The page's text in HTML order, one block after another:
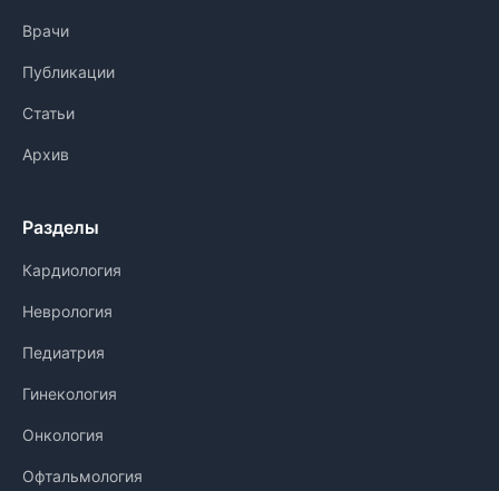
Врачи
Публикации
Статьи
Архив
Разделы
Кардиология
Неврология
Педиатрия
Гинекология
Онкология
Офтальмология